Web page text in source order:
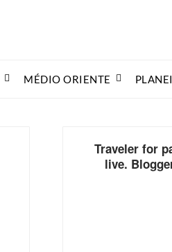
MÉDIO ORIENTE
Traveler for
live.